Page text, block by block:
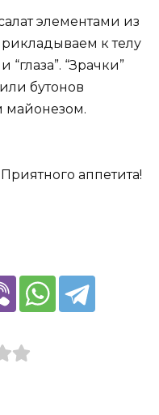
элементами из
к телу
“глаза”. “Зрачки”
бутонов
майонезом.
аппетита!